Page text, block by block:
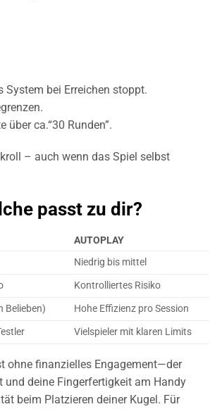
bei Erreichen stoppt.
ca.“30 Runden”.
– auch wenn das Spiel selbst
passt zu dir?
AUTOPLAY
Niedrig bis mittel
Kontrolliertes Risiko
Belieben)
Hohe Effizienz pro Session
Vielspieler mit klaren Limits
ohne finanzielles Engagement—der
und deine Fingerfertigkeit am Handy
beim Platzieren deiner Kugel. Für